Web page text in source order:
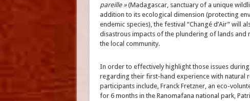
pareille »(Madagascar, sanctuary of a unique
addition to its ecological dimension (protecting
endemic species), the festival “Changé d’Air” will
disastrous impacts of the plundering of lands and
the local community.
In order to effectively highlight those issues
regarding their first-hand experience with natural
participants include, Franck Fretzner, an eco-
for 6 months in the Ranomafana national park,